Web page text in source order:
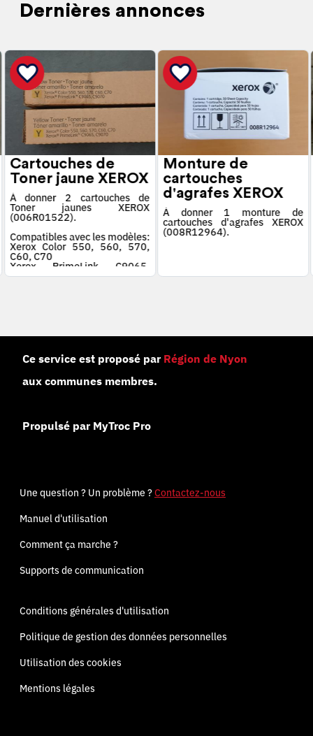
Dernières annonces
Cartouches de
Toner jaune XEROX
À donner 2 cartouches de
Toner jaunes XEROX
(006R01522).
Compatibles avec les modèles:
Xerox Color 550, 560, 570,
C60, C70
Xerox PrimeLink C9065,
C9070
Monture de
cartouches
d'agrafes XEROX
À donner 1 monture de
cartouches d'agrafes XEROX
(008R12964).
Ce service est proposé par Région de Nyon
aux communes membres.
Propulsé par MyTroc Pro
Une question ? Un problème ?Contactez-nous
Manuel d'utilisation
Comment ça marche ?
Supports de communication
Conditions générales d'utilisation
Politique de gestion des données personnelles
Utilisation des cookies
Mentions légales